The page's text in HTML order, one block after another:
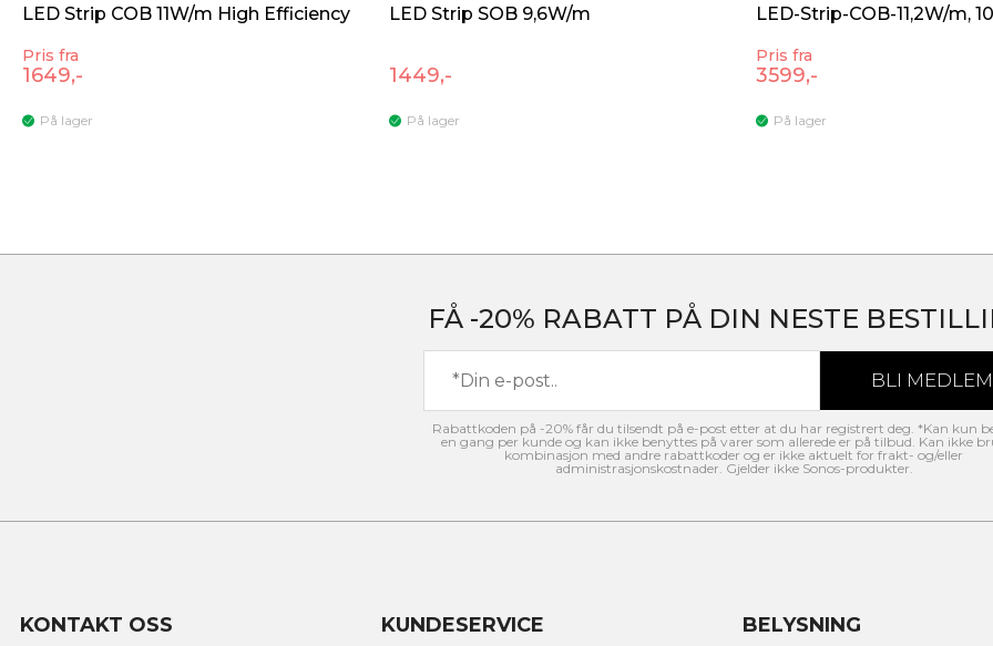
LED Strip COB 11W/m High Efficiency
Pris fra
1649,-
På lager
LED Strip SOB 9,6W/m
1449,-
På lager
LED-Strip-COB-11,2W/m,
Pris fra
3599,-
På lager
FÅ -20% RABATT PÅ DIN NESTE
Rabattkoden på -20% får du tilsendt på e-post etter at du har registrert deg. *Kan kun
en gang per kunde og kan ikke benyttes på varer som allerede er på tilbud. Kan ikke
kombinasjon med andre rabattkoder og er ikke aktuelt for frakt- og/eller
administrasjonskostnader. Gjelder ikke Sonos-produkter.
KONTAKT OSS KUNDESERVICE BELYSNING